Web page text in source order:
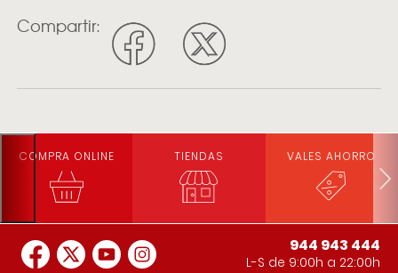
Compartir:
COMPRA ONLINE TIENDAS VALES AHORRO
944 943 444
L-S de 9:00h a 22:00h